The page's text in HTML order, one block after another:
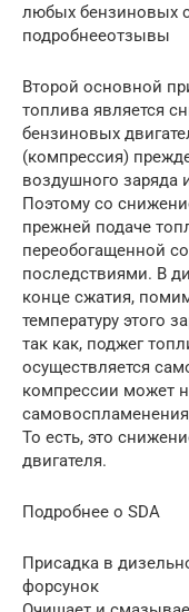
любых бензиновых
подробнееотзывы
Второй основной
топлива является
бензиновых
(компрессия)
воздушного заряда
Поэтому со
прежней подаче
переобогащенной
последствиями. В
конце сжатия,
температуру этого
так как, поджег
осуществляется
компрессии может
То есть, это
двигателя.
Подробнее о SDA
Присадка в
форсунок